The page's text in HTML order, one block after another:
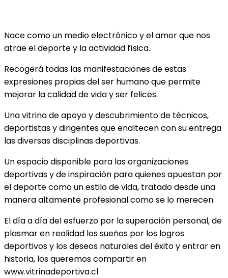
Nace como un medio electrónico y el amor que nos
atrae el deporte y la actividad física.
Recogerá todas las manifestaciones de estas
expresiones propias del ser humano que permite
mejorar la calidad de vida y ser felices.
Una vitrina de apoyo y descubrimiento de técnicos,
deportistas y dirigentes que enaltecen con su entrega
las diversas disciplinas deportivas.
Un espacio disponible para las organizaciones
deportivas y de inspiración para quienes apuestan por
el deporte como un estilo de vida, tratado desde una
manera altamente profesional como se lo merecen.
El día a día del esfuerzo por la superación personal, de
plasmar en realidad los sueños por los logros
deportivos y los deseos naturales del éxito y entrar en
historia, los queremos compartir en
www.vitrinadeportiva.cl